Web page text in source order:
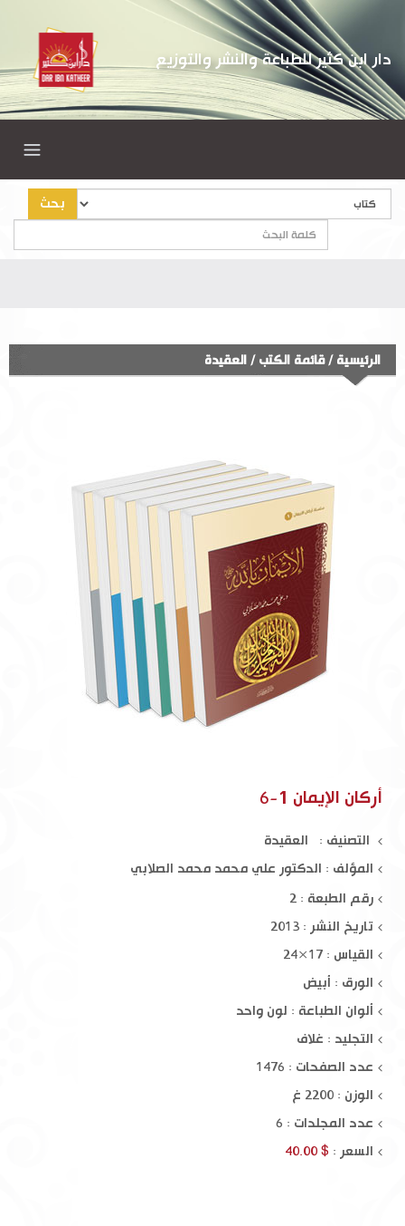
دار ابن كثير للطباعة والنشر والتوزيع
بحث
الرئيسية /قائمة الكتب/ العقيدة
أركان الإيمان 1-6
التصنيف : العقيدة
المؤلف : الدكتور علي محمد محمد الصلابي
رقم الطبعة : 2
تاريخ النشر : 2013
القياس : 17×24
الورق : أبيض
ألوان الطباعة : لون واحد
التجليد : غلاف
عدد الصفحات : 1476
الوزن : 2200 غ
عدد المجلدات : 6
السعر : $ 40.00